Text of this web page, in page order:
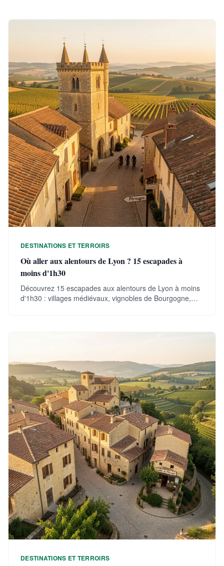
DESTINATIONS ET TERROIRS
Où aller aux alentours de Lyon ? 15 escapades à
moins d'1h30
Découvrez 15 escapades aux alentours de Lyon à moins
d'1h30 : villages médiévaux, vignobles de Bourgogne,
DESTINATIONS ET TERROIRS